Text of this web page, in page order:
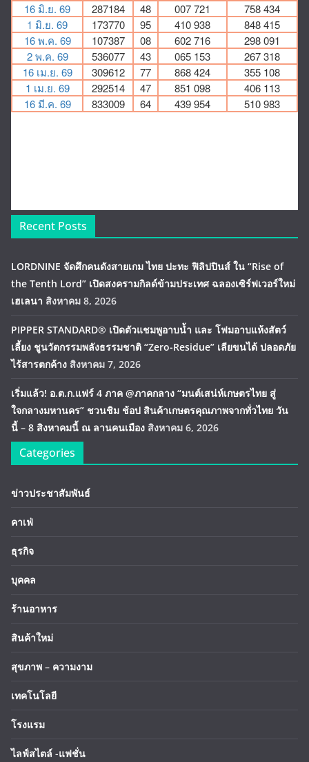
Recent Posts
LORDNINE จัดศึกคนดังสายเกม ไทย ปะทะ ฟิลิปปินส์ ใน “Rise of
the Tenth Lord” เปิดสงครามกิลด์ข้ามประเทศ ฉลองเซิร์ฟเวอร์ใหม่
เฮเลนา สิงหาคม 8, 2026
PIPPER STANDARD® เปิดตัวแชมพูอาบน้ำ และ โฟมอาบแห้งสัตว์
เลี้ยง ชูนวัตกรรมพลังธรรมชาติ “Zero-Residue” เลียขนได้ ปลอดภัย
ไร้สารตกค้าง สิงหาคม 7, 2026
เริ่มแล้ว! อ.ต.ก.แฟร์ 4 ภาค @ภาคกลาง “มนต์เสน่ห์เกษตรไทย สู่
ใจกลางมหานคร” ชวนชิม ช้อป สินค้าเกษตรคุณภาพจากทั่วไทย วัน
นี้ – 8 สิงหาคมนี้ ณ ลานคนเมือง สิงหาคม 6, 2026
Categories
ข่าวประชาสัมพันธ์
คาเฟ่
ธุรกิจ
บุคคล
ร้านอาหาร
สินค้าใหม่
สุขภาพ – ความงาม
เทคโนโลยี
โรงแรม
ไลฟ์สไตล์ -แฟชั่น